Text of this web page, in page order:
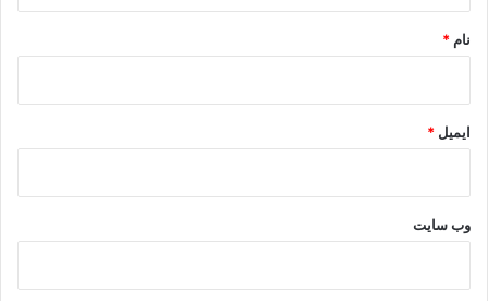
نام *
ایمیل *
وب‌ سایت